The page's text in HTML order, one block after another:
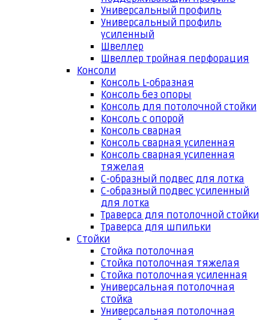
Универсальный профиль
Универсальный профиль
усиленный
Швеллер
Швеллер тройная перфорация
Консоли
Консоль L-образная
Консоль без опоры
Консоль для потолочной стойки
Консоль с опорой
Консоль сварная
Консоль сварная усиленная
Консоль сварная усиленная
тяжелая
С-образный подвес для лотка
С-образный подвес усиленный
для лотка
Траверса для потолочной стойки
Траверса для шпильки
Стойки
Стойка потолочная
Стойка потолочная тяжелая
Стойка потолочная усиленная
Универсальная потолочная
стойка
Универсальная потолочная